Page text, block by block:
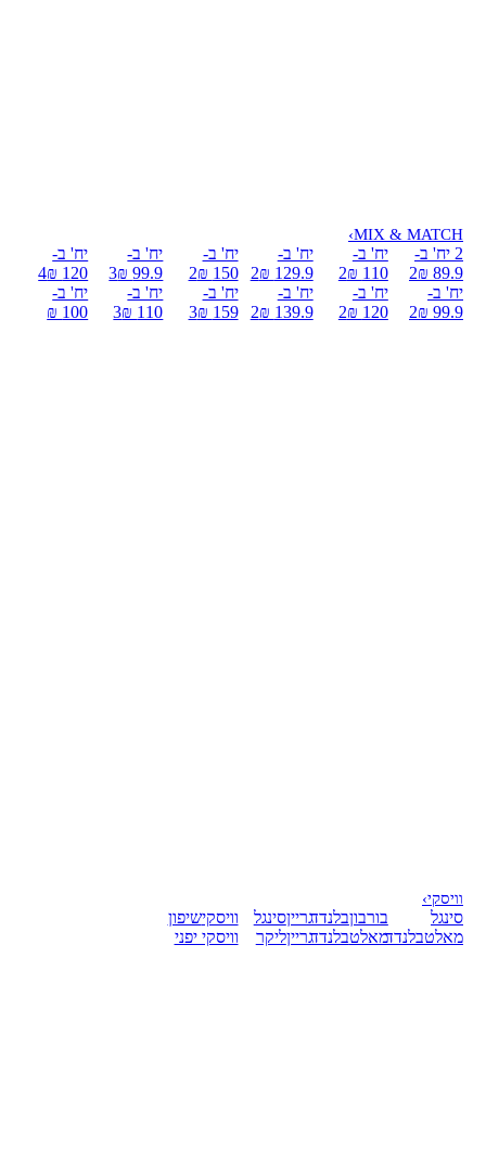
MIX & MATCH
›
2 יח' ב-
89.9 ₪
2
יח' ב-
99.9 ₪
2
יח' ב-
110 ₪
2
יח' ב-
120 ₪
2
יח' ב-
129.9 ₪
2
יח' ב-
139.9 ₪
2
יח' ב-
150 ₪
2
יח' ב-
159 ₪
3
יח' ב-
99.9 ₪
3
יח' ב-
110 ₪
3
יח' ב-
120 ₪
4
יח' ב-
100 ₪
וויסקי›
סינגל
מאלטבלנדד
בורבוןבלנדד
מאלטבלנדד
גרייןסינגל
גרייןליקר
וויסקישיפון
וויסקי יפני